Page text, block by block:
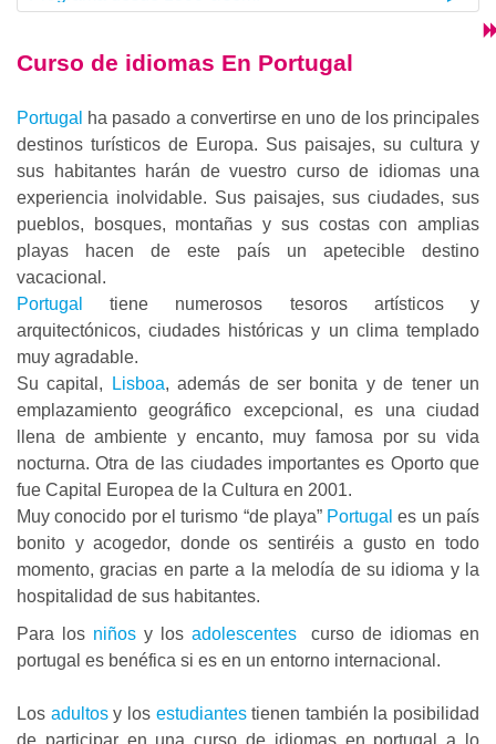
Curso de idiomas En Portugal
Portugal
ha pasado a convertirse en uno de los principales
destinos turísticos de Europa. Sus paisajes, su cultura y
sus habitantes harán de vuestro curso de idiomas una
experiencia inolvidable. Sus paisajes, sus ciudades, sus
pueblos, bosques, montañas y sus costas con amplias
playas hacen de este país un apetecible destino
vacacional.
Portugal
tiene numerosos tesoros artísticos y
arquitectónicos, ciudades históricas y un clima templado
muy agradable.
Su capital,
Lisboa, además de ser bonita y de tener un
emplazamiento geográfico excepcional, es una ciudad
llena de ambiente y encanto, muy famosa por su vida
nocturna. Otra de las ciudades importantes es Oporto que
fue Capital Europea de la Cultura en 2001.
Muy conocido por el turismo “de playa” Portugal es un país
bonito y acogedor, donde os sentiréis a gusto en todo
momento, gracias en parte a la melodía de su idioma y la
hospitalidad de sus habitantes.
Para los niñosy los adolescentescurso de idiomas en
portugal es benéfica si es en un entorno internacional.
Los adultosy los estudiantestienen también la posibilidad
de participar en una curso de idiomas en portugal a lo